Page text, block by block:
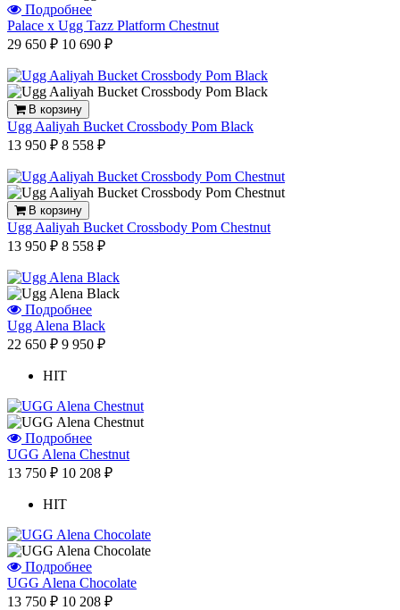
Подробнее
Palace x Ugg Tazz Platform Chestnut
29 650 ₽ 10 690 ₽
В корзину
Ugg Aaliyah Bucket Crossbody Pom Black
13 950 ₽ 8 558 ₽
В корзину
Ugg Aaliyah Bucket Crossbody Pom Chestnut
13 950 ₽ 8 558 ₽
Подробнее
Ugg Alena Black
22 650 ₽ 9 950 ₽
HIT
Подробнее
UGG Alena Chestnut
13 750 ₽ 10 208 ₽
HIT
Подробнее
UGG Alena Chocolate
13 750 ₽ 10 208 ₽